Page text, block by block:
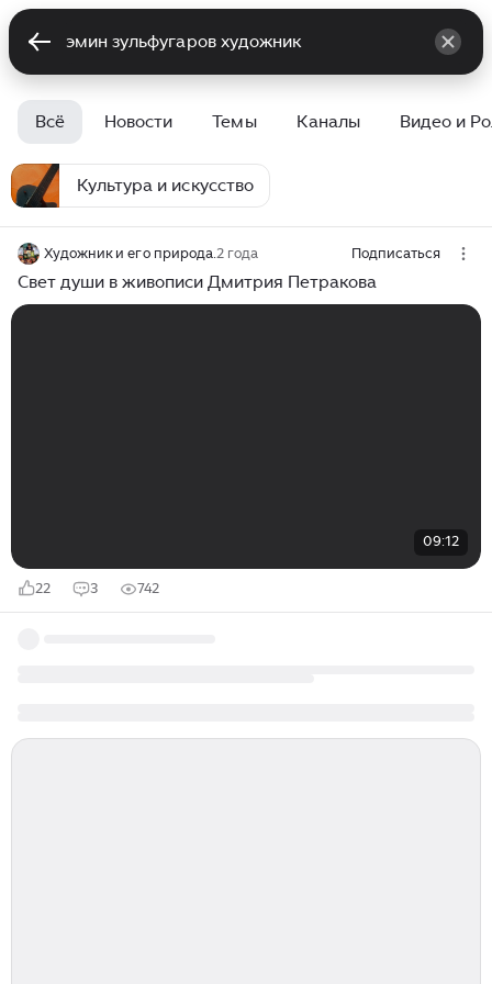
Всё Новости Темы Каналы Видео и
Культура и искусство
Художник и его природа.2 года Подписаться
Свет души в живописи Дмитрия Петракова
09:12
22 3 742